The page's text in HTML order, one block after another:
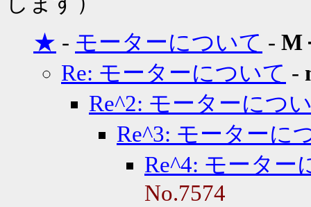
★ - モーターについて - M
Re: モーターについて -
Re^2: モーターにつ
Re^3: モーターに
Re^4: モーター
No.7574